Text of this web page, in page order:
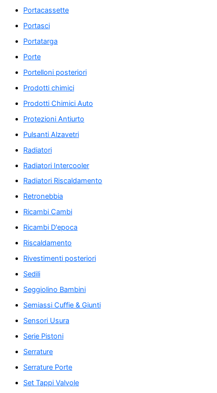
Portacassette
Portasci
Portatarga
Porte
Portelloni posteriori
Prodotti chimici
Prodotti Chimici Auto
Protezioni Antiurto
Pulsanti Alzavetri
Radiatori
Radiatori Intercooler
Radiatori Riscaldamento
Retronebbia
Ricambi Cambi
Ricambi D'epoca
Riscaldamento
Rivestimenti posteriori
Sedili
Seggiolino Bambini
Semiassi Cuffie & Giunti
Sensori Usura
Serie Pistoni
Serrature
Serrature Porte
Set Tappi Valvole